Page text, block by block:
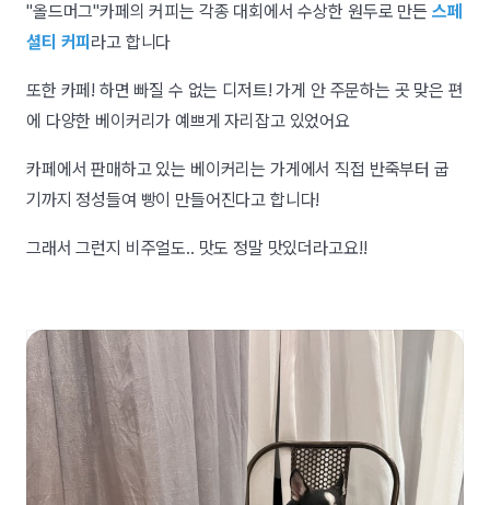
"올드머그"카페의 커피는 각종 대회에서 수상한 원두로 만든 스페
셜티 커피 라고 합니다
또한 카페! 하면 빠질 수 없는 디저트! 가게 안 주문하는 곳 맞은 편
에 다양한 베이커리가 예쁘게 자리잡고 있었어요
카페에서 판매하고 있는 베이커리는 가게에서 직접 반죽부터 굽
기까지 정성들여 빵이 만들어진다고 합니다!
그래서 그런지 비주얼도.. 맛도 정말 맛있더라고요!!